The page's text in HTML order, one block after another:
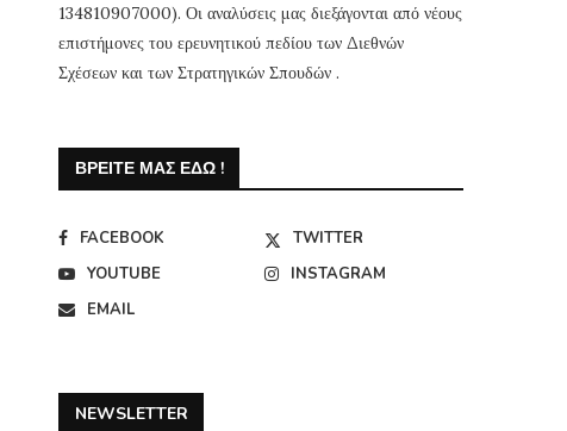
134810907000). Οι αναλύσεις μας διεξάγονται από νέους
επιστήμονες του ερευνητικού πεδίου των Διεθνών
Σχέσεων και των Στρατηγικών Σπουδών .
ΒΡΕΊΤΕ ΜΑΣ ΕΔΏ !
FACEBOOK
TWITTER
YOUTUBE
INSTAGRAM
EMAIL
NEWSLETTER